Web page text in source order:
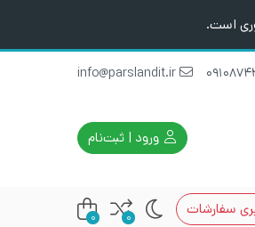
است.
ورود | ثبت‌نام
سفارشات 0
0